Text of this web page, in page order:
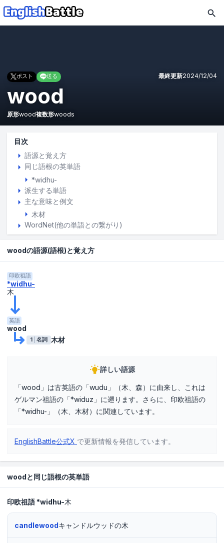
ポスト 送る 最終更新2024/12/04
wood
原形wood複数形woods
目次
語源と覚え方
同じ語根の英単語
*widhu-
派生する単語
主な意味と例文
木材
WordNet(他の単語との繋がり)
woodの語源(語根)と覚え方
印欧祖語
*widhu-
木
英語
wood
1 名詞 木材
詳しい語源
「wood」は古英語の「wudu」（木、森）に由来し、これは
ゲルマン祖語の「*widuz」に遡ります。さらに、印欧祖語の
「*widhu-」（木、木材）に関連しています。
EnglishBattle公式X で更新情報を発信しています。
woodと同じ語根の英単語
印欧祖語*widhu-木
candlewoodキャンドルウッドの木